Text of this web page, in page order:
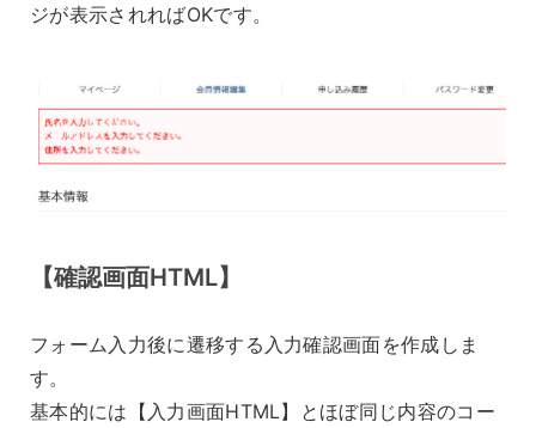
ジが表示されればOKです。
【確認画面HTML】
フォーム入力後に遷移する入力確認画面を作成しま
す。
基本的には【入力画面HTML】とほぼ同じ内容のコー